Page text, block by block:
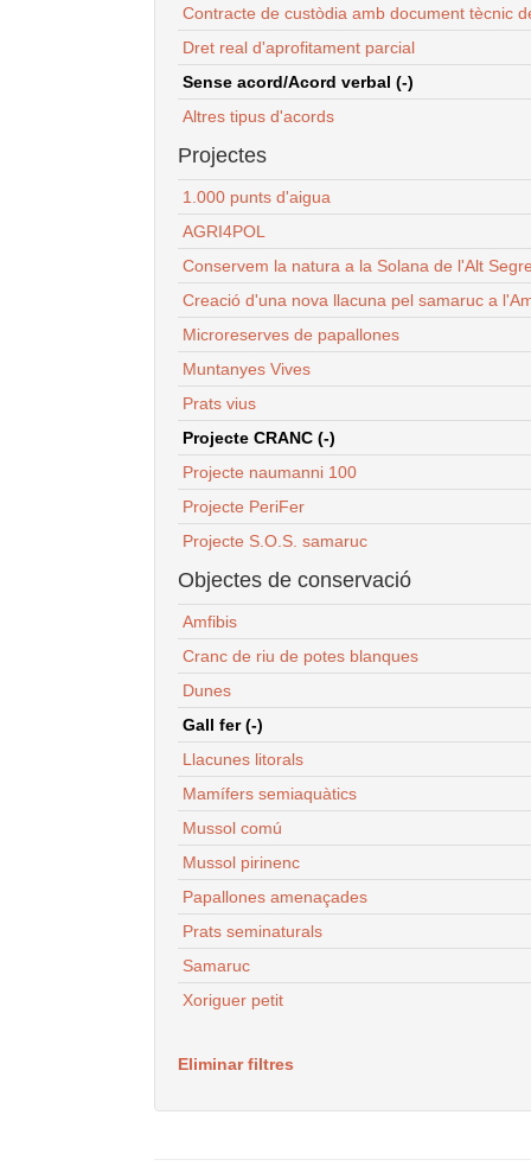
Contracte de custòdia amb document tècnic
Dret real d'aprofitament parcial
Sense acord/Acord verbal (-)
Altres tipus d'acords
Projectes
1.000 punts d'aigua
AGRI4POL
Conservem la natura a la Solana de l'Alt
Creació d'una nova llacuna pel samaruc a
Microreserves de papallones
Muntanyes Vives
Prats vius
Projecte CRANC (-)
Projecte naumanni 100
Projecte PeriFer
Projecte S.O.S. samaruc
Objectes de conservació
Amfibis
Cranc de riu de potes blanques
Dunes
Gall fer (-)
Llacunes litorals
Mamífers semiaquàtics
Mussol comú
Mussol pirinenc
Papallones amenaçades
Prats seminaturals
Samaruc
Xoriguer petit
Eliminar filtres